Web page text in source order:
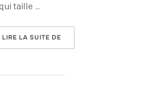
taille …
LIRE LA SUITE DE« TOUT UN ÉTÉ